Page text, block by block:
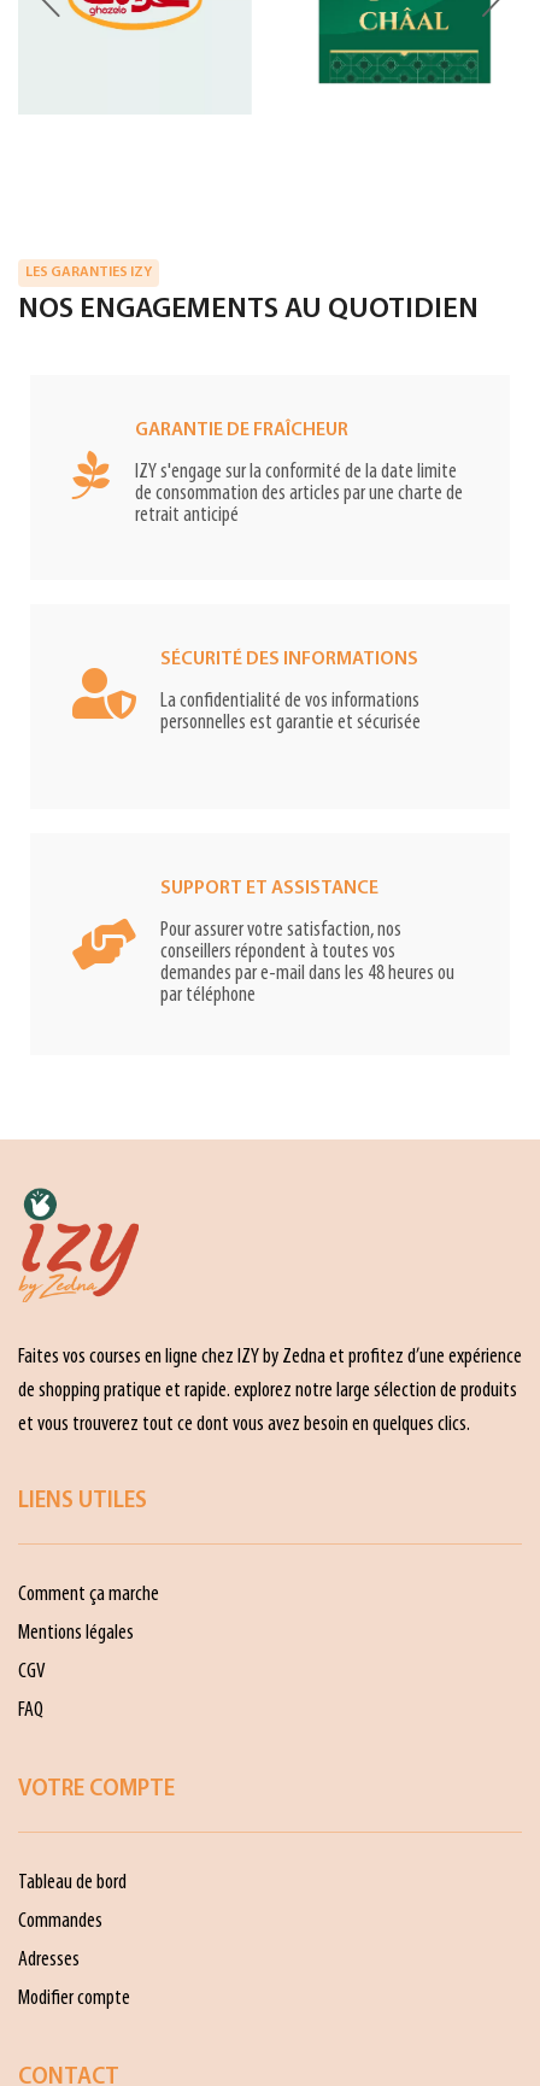
LES GARANTIES IZY
NOS ENGAGEMENTS AU QUOTIDIEN
GARANTIE DE FRAÎCHEUR
IZY s'engage sur la conformité de la date limite
de consommation des articles par une charte de
retrait anticipé
SÉCURITÉ DES INFORMATIONS
La confidentialité de vos informations
personnelles est garantie et sécurisée
SUPPORT ET ASSISTANCE
Pour assurer votre satisfaction, nos
conseillers répondent à toutes vos
demandes par e-mail dans les 48 heures ou
par téléphone
Faites vos courses en ligne chez IZY by Zedna et profitez d’une expérience
de shopping pratique et rapide. explorez notre large sélection de produits
et vous trouverez tout ce dont vous avez besoin en quelques clics.
LIENS UTILES
Comment ça marche
Mentions légales
CGV
FAQ
VOTRE COMPTE
Tableau de bord
Commandes
Adresses
Modifier compte
CONTACT